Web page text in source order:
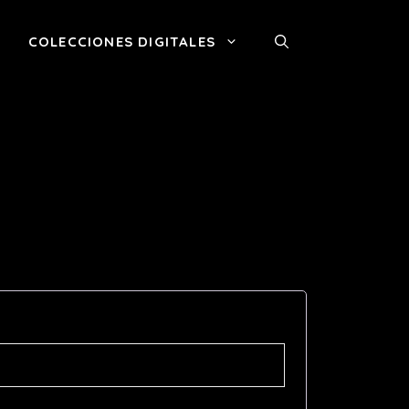
COLECCIONES DIGITALES